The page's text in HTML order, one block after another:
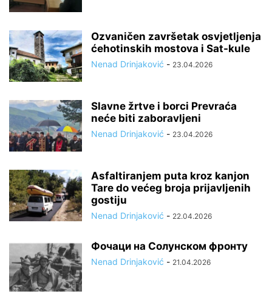
Ozvaničen završetak osvjetljenja
ćehotinskih mostova i Sat-kule
Nenad Drinjaković - 23.04.2026
Slavne žrtve i borci Prevraća
neće biti zaboravljeni
Nenad Drinjaković - 23.04.2026
Asfaltiranjem puta kroz kanjon
Tare do većeg broja prijavljenih
gostiju
Nenad Drinjaković - 22.04.2026
Фочаци на Солунском фронту
Nenad Drinjaković - 21.04.2026